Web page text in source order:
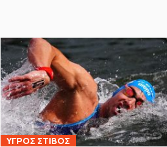
ΥΓΡΟΣ ΣΤΙΒΟΣ